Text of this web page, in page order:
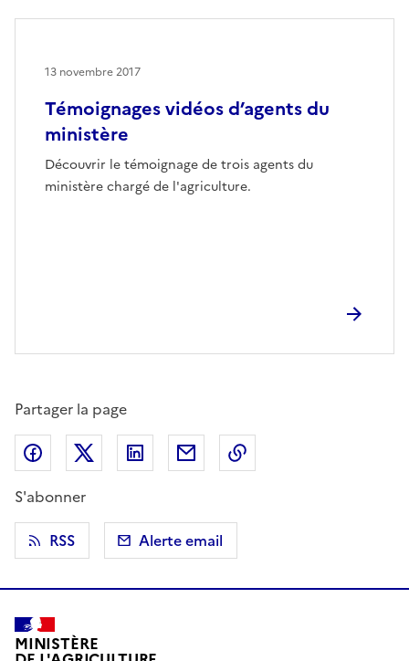
Témoignages vidéos d’agents du
ministère
Découvrir le témoignage de trois agents du
ministère chargé de l'agriculture.
13 novembre 2017
Partager la page
Partager sur Facebook
Partager sur X (anciennement Twitter)
Partager sur LinkedIn
Partager par email
S'abonner
RSS
Alerte email
MINISTÈRE